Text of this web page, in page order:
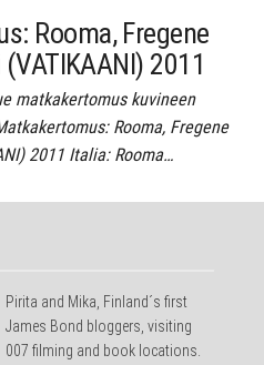
Rooma, Fregene
2011
matkakertomus kuvineen
Rooma, Fregene
2011 Italia: Rooma…
Pirita and Mika, Finland´s first
James Bond bloggers, visiting
007 filming and book locations.